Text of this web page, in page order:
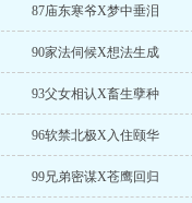
87庙东寒爷X梦中垂泪
90家法伺候X想法生成
93父女相认X畜生孽种
96软禁北极X入住颐华
99兄弟密谋X苍鹰回归